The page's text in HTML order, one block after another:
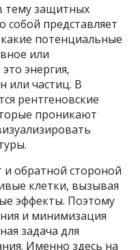
тему защитных
собой представляет
потенциальные
или
энергия,
или частиц. В
рентгеновские
проникают
и обратной стороной
клетки, вызывая
эффекты. Поэтому
и минимизация
задача для
Именно здесь на